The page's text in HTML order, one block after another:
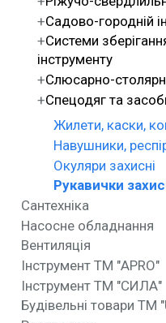
Садово-городній
Системи
інструменту
Слюсарно-
Спецодяг та
Жилети, каски,
Навушники,
Окуляри захисні
Рукавички
Сантехніка
Насосне обладнання
Вентиляція
Інструмент ТМ "APRO"
Інструмент ТМ "СИЛА"
Будівельні товари ТМ